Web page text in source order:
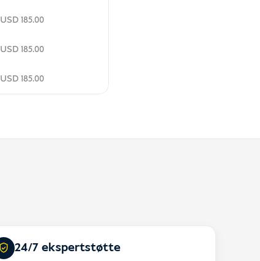
USD185.00
USD185.00
USD185.00
24/7 ekspertstøtte